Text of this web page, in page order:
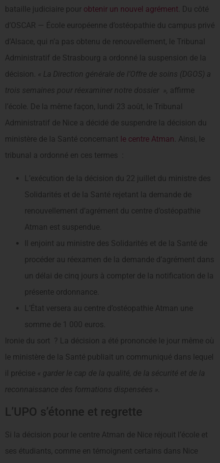
bataille judiciaire pour obtenir un nouvel agrément . Du côté
d’OSCAR — École européenne d’ostéopathie du campus privé
d’Alsace, qui n’a pas obtenu de renouvellement, le Tribunal
Administratif de Strasbourg a ordonné la suspension de la
décision. « La Direction générale de l’Offre de soins (DGOS) a
trois semaines pour réexaminer notre dossier », affirme
l’école. De la même façon, lundi 23 août, le Tribunal
Administratif de Nice a décidé de suspendre la décision du
ministère de la Santé concernant le centre Atman . Ainsi, le
tribunal a ordonné en ces termes :
L’exécution de la décision du 22 juillet du ministre des
Solidarités et de la Santé rejetant la demande de
renouvellement d’agrément du centre d’ostéopathie
Atman est suspendue.
Il enjoint au ministre des Solidarités et de la Santé de
procéder au réexamen de la demande d’agrément dans
un délai de cinq jours à compter de la notification de la
présente ordonnance.
L’État versera au centre d’ostéopathie Atman une
somme de 1 000 euros.
Ironie du sort ? La décision a été prononcée le jour même où
le ministère de la Santé publiait un communiqué dans lequel
il précise « garder le cap de la qualité, de la sécurité et de la
reconnaissance des formations dispensées ».
L’UPO s’étonne et regrette
Si la décision pour le centre Atman de Nice réjouit l’école et
ses étudiants, comme en témoignent certains dans Nice